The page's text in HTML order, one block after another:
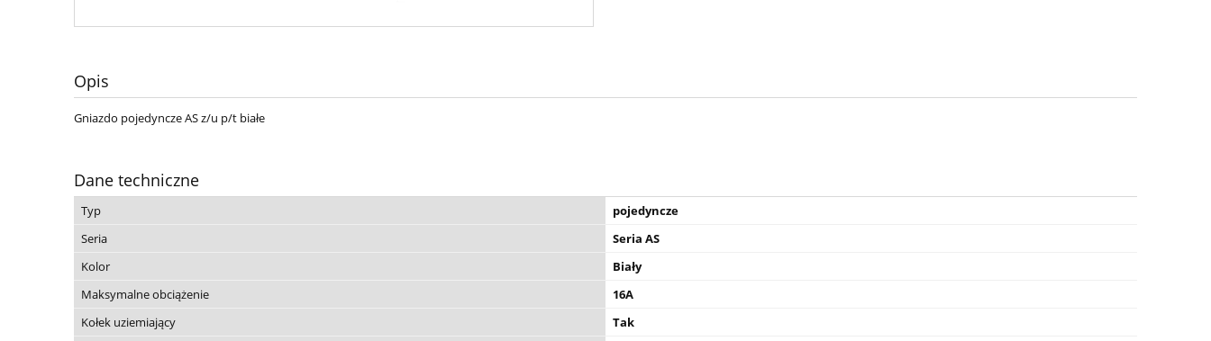
Opis
Gniazdo pojedyncze AS z/u p/t białe
Dane techniczne
Typ
pojedyncze
Seria
Seria AS
Kolor
Biały
Maksymalne obciążenie
16A
Kołek uziemiający
Tak